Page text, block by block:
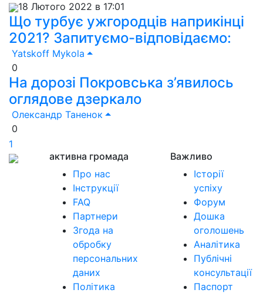
18 Лютого 2022 в 17:01
Що турбує ужгородців наприкінці
2021? Запитуємо-відповідаємо:
Yatskoff Mykola
0
На дорозі Покровська з’явилось
оглядове дзеркало
Олександр Таненок
0
1
активна громада
Про нас
Інструкції
FAQ
Партнери
Згода на
обробку
персональних
даних
Політика
Важливо
Історії
успіху
Форум
Дошка
оголошень
Аналітика
Публічні
консультації
Паспорт